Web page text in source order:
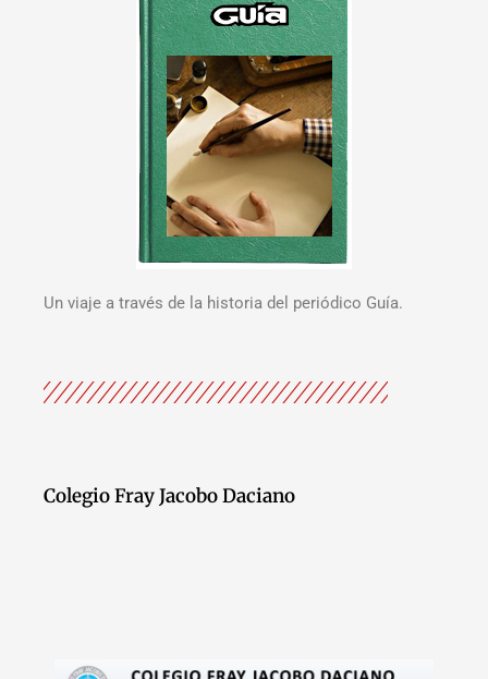
Un viaje a través de la historia del periódico Guía.
Colegio Fray Jacobo Daciano